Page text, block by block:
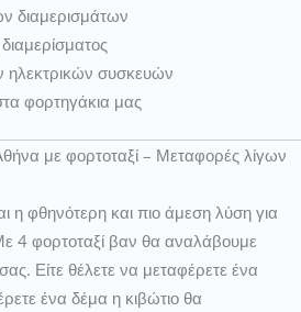
διαμερισμάτων
ηλεκτρικών συσκευών
φορτηγάκια μας
με φορτοταξί – Μεταφορές λίγων
η φθηνότερη και πιο άμεση λύση για
4 φορτοταξί βαν θα αναλάβουμε
Είτε θέλετε να μεταφέρετε ένα
ένα δέμα η κιβώτιο θα